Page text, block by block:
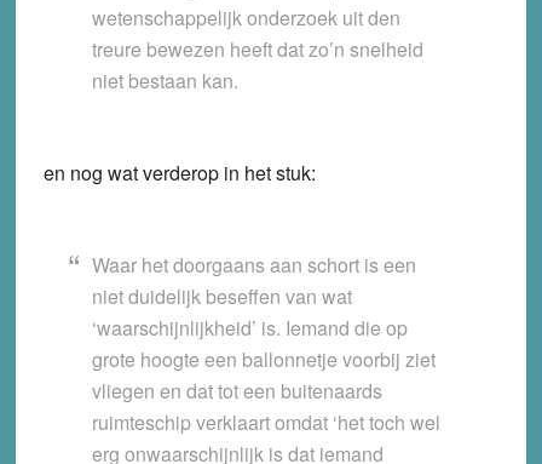
wetenschappelijk onderzoek uit den
treure bewezen heeft dat zo’n snelheid
niet bestaan kan.
en nog wat verderop in het stuk:
Waar het doorgaans aan schort is een
niet duidelijk beseffen van wat
‘waarschijnlijkheid’ is. Iemand die op
grote hoogte een ballonnetje voorbij ziet
vliegen en dat tot een buitenaards
ruimteschip verklaart omdat ‘het toch wel
erg onwaarschijnlijk is dat iemand